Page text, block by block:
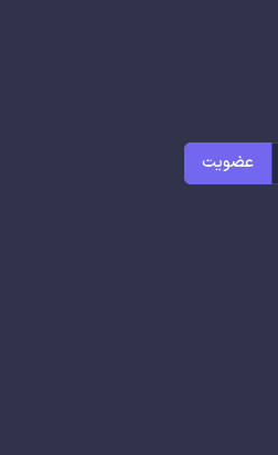
عضویت